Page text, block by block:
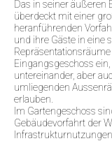
Das in seiner äußeren
überdeckt mit einer
heranführenden
und ihre Gäste in eine
Eingangsgeschoss
untereinander, aber
umliegenden
erlauben.
Im Gartengeschoss
Gebäudevorfahrt der